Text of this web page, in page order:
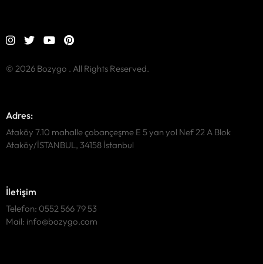
© 2026 Bozygo . All Rights Reserved.
Adres:
Ataköy 7.10 mahalle çobançeşme E 5 yan yol Nef 22 A Blok
Ataköy/İSTANBUL, 34158 İstanbul
İletişim
Telefon: 0552 566 79 53
Mail: info@bozygo.com